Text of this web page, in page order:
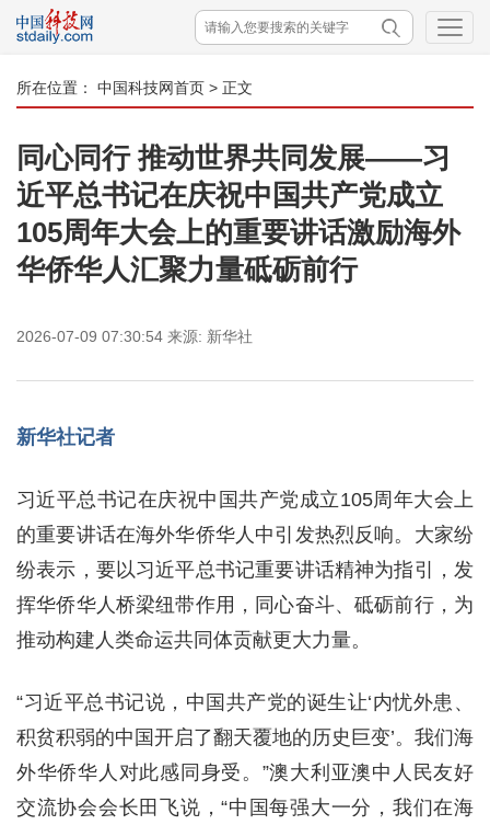
所在位置： 中国科技网首页 > 正文
同心同行 推动世界共同发展——习
近平总书记在庆祝中国共产党成立
105周年大会上的重要讲话激励海外
华侨华人汇聚力量砥砺前行
2026-07-09 07:30:54 来源: 新华社
新华社记者
习近平总书记在庆祝中国共产党成立105周年大会上
的重要讲话在海外华侨华人中引发热烈反响。大家纷
纷表示，要以习近平总书记重要讲话精神为指引，发
挥华侨华人桥梁纽带作用，同心奋斗、砥砺前行，为
推动构建人类命运共同体贡献更大力量。
“习近平总书记说，中国共产党的诞生让‘内忧外患、
积贫积弱的中国开启了翻天覆地的历史巨变’。我们海
外华侨华人对此感同身受。”澳大利亚澳中人民友好
交流协会会长田飞说，“中国每强大一分，我们在海